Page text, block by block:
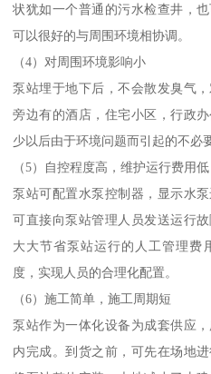
状犹如一个普通的污水检查井，
可以很好的与周围环境相协调。
（4）对周围环境影响小
泵站埋于地下后，不会散发臭气
旁边有的酒店，住宅小区，行政
少以后由于环境问题而引起的不必
（5）自控程度高，维护运行费用低
泵站可配置水泵控制器，显示水
可直接向泵站管理人员发送运行
大大节省泵站运行的人工管理费
度，实现人员的合理化配置。
（6）施工简单，施工周期短
泵站作为一体化设备为成套供应
内完成。到货之前，可先在场地